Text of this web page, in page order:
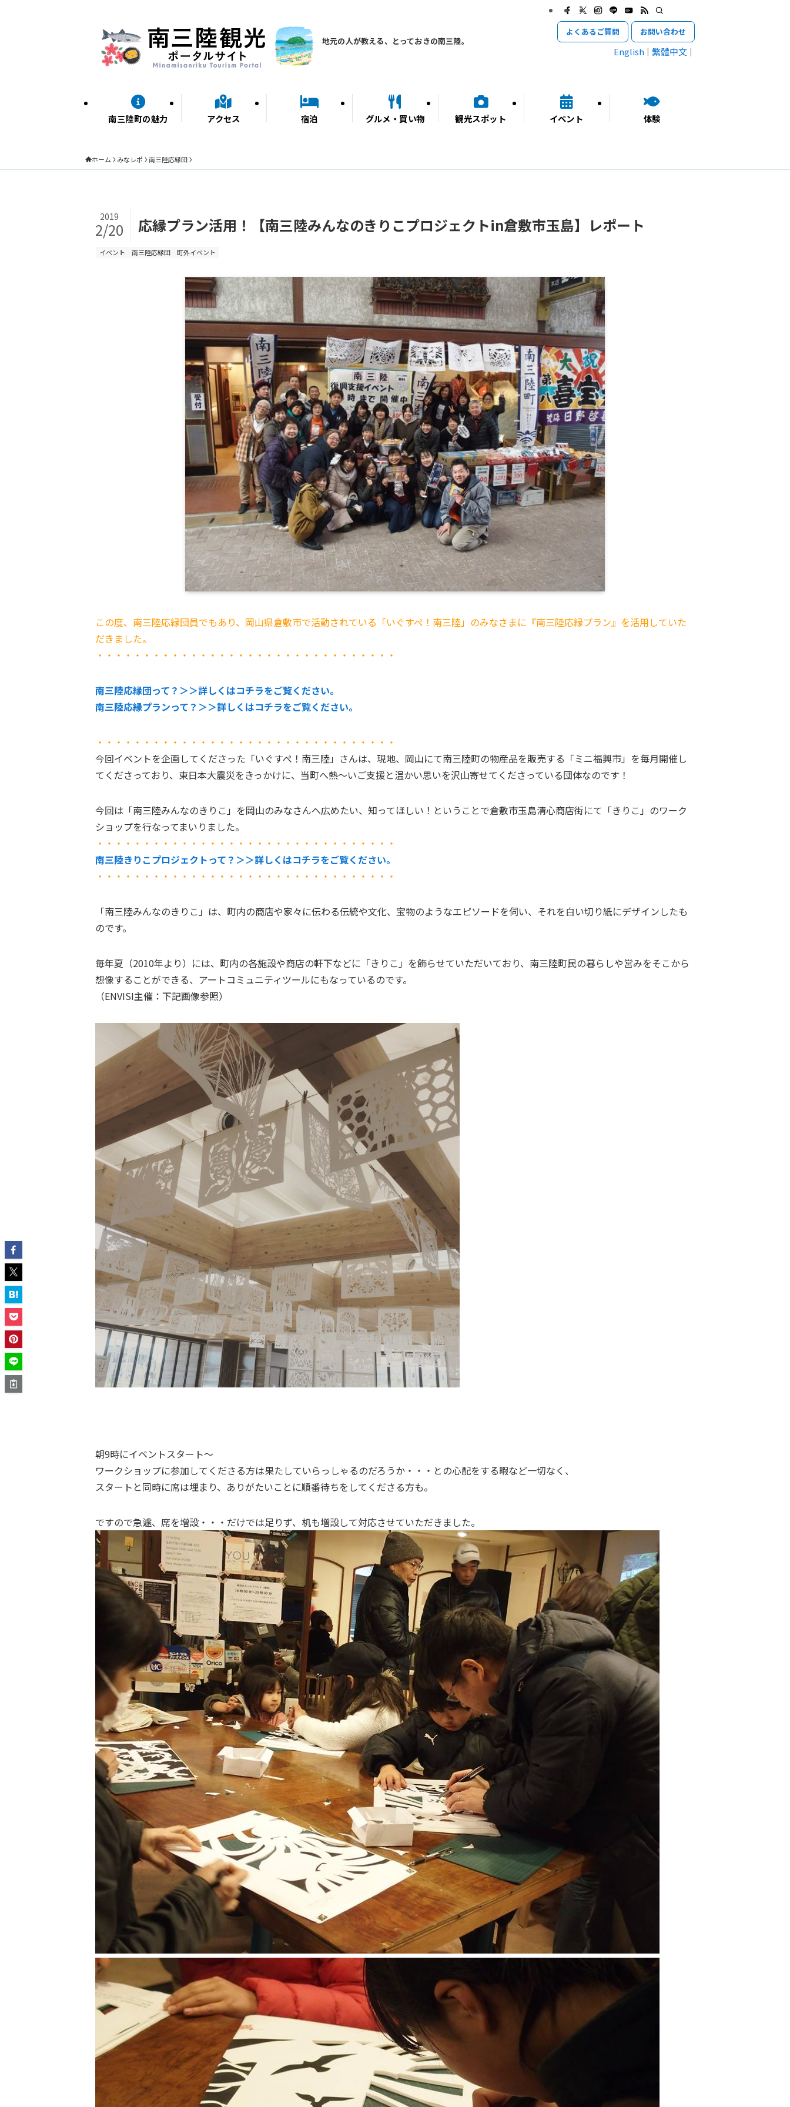
地元の人が教える、とっておきの南三陸。
南三陸町の魅力 アクセス 宿泊 グルメ・買い物 観光スポット イベント 体験
よくあるご質問 お問い合わせ
English 繁體中文
ホーム みなレポ 南三陸応縁団
応縁プラン活用！【南三陸みんなのきりこプロジェクトin倉敷市玉島】レポート
2019
2/20
イベント 南三陸応縁団 町外イベント
この度、南三陸応縁団員でもあり、岡山県倉敷市で活動されている「いぐすぺ！南三陸」のみなさまに 『南三陸応縁プラン』を活用していた
だきました。
・・・・・・・・・・・・・・・・・・・・・・・・・・・・・・・・
南三陸応縁団って？＞＞詳しくはコチラをご覧ください。
南三陸応縁プランって？＞＞詳しくはコチラをご覧ください。
・・・・・・・・・・・・・・・・・・・・・・・・・・・・・・・・
今回イベントを企画してくださった「いぐすぺ！南三陸」さんは、現地、岡山にて南三陸町の物産品を販売する「ミニ福興市」を毎月開催し
てくださっており、東日本大震災をきっかけに、当町へ熱〜いご支援と温かい思いを沢山寄せてくださっている団体なのです！
今回は「南三陸みんなのきりこ」を岡山のみなさんへ広めたい、知ってほしい！ということで倉敷市玉島清心商店街にて「きりこ」のワーク
ショップを行なってまいりました。
・・・・・・・・・・・・・・・・・・・・・・・・・・・・・・・・
南三陸きりこプロジェクトって？＞＞詳しくはコチラをご覧ください。
・・・・・・・・・・・・・・・・・・・・・・・・・・・・・・・・
「南三陸みんなのきりこ」は、町内の商店や家々に伝わる伝統や文化、宝物のようなエピソードを伺い、それを白い切り紙にデザインしたも
のです。
毎年夏（2010年より）には、町内の各施設や商店の軒下などに「きりこ」を飾らせていただいており、南三陸町民の暮らしや営みをそこから
想像することができる、アートコミュニティツールにもなっているのです。
（ENVISI主催：下記画像参照）
朝9時にイベントスタート〜
ワークショップに参加してくださる方は果たしていらっしゃるのだろうか・・・との心配をする暇など一切なく、
スタートと同時に席は埋まり、ありがたいことに順番待ちをしてくださる方も。
ですので急遽、席を増設・・・だけでは足りず、机も増設して対応させていただきました。